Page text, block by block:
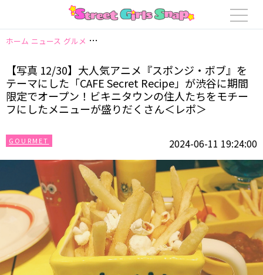
ホーム ニュース グルメ 【写真 12/30】大人気アニメ『スポンジ・ボブ』
【写真 12/30】大人気アニメ『スポンジ・ボブ』を
テーマにした「CAFE Secret Recipe」が渋谷に期間
限定でオープン！ビキニタウンの住人たちをモチー
フにしたメニューが盛りだくさん＜レポ＞
GOURMET 2024-06-11 19:24:00